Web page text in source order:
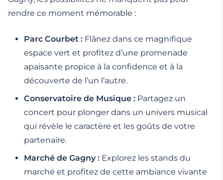
rendre ce moment mémorable :
Parc Courbet : Flânez dans ce magnifique
espace vert et profitez d’une promenade
apaisante propice à la confidence et à la
découverte de l’un l’autre.
Conservatoire de Musique : Partagez un
concert pour plonger dans un univers musical
qui révèle le caractère et les goûts de votre
partenaire.
Marché de Gagny : Explorez les stands du
marché et profitez de cette ambiance vivante